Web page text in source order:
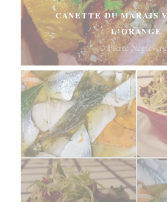
CANETTE DU MARAIS
L'ORANGE
© Pierre